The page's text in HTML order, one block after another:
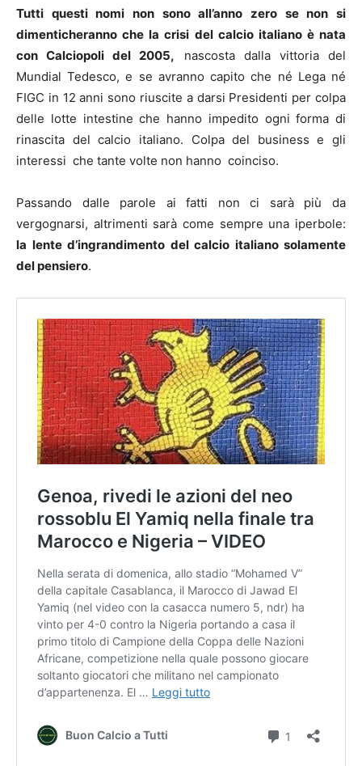
Tutti questi nomi non sono all’anno zero se non si
dimenticheranno che la crisi del calcio italiano è nata
con Calciopoli del 2005, nascosta dalla vittoria del
Mundial Tedesco, e se avranno capito che né Lega né
FIGC in 12 anni sono riuscite a darsi Presidenti per colpa
delle lotte intestine che hanno impedito ogni forma di
rinascita del calcio italiano. Colpa del business e gli
interessi che tante volte non hanno coinciso.
Passando dalle parole ai fatti non ci sarà più da
vergognarsi, altrimenti sarà come sempre una iperbole:
la lente d’ingrandimento del calcio italiano solamente
del pensiero.